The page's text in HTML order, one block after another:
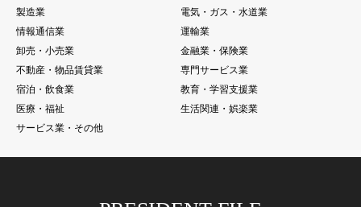
製造業
電気・ガス・水道業
情報通信業
運輸業
卸売・小売業
金融業・保険業
不動産・物品賃貸業
専門サービス業
宿泊・飲食業
教育・学習支援業
医療・福祉
生活関連・娯楽業
サービス業・その他